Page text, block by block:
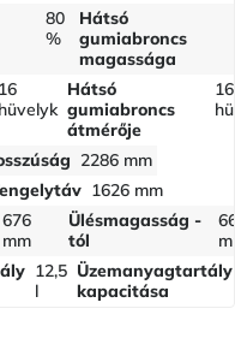
80
%
Hátsó
gumiabroncs
magassága
16
hüvelyk
Hátsó
gumiabroncs
átmérője
16
2286 mm
1626 mm
676
mm
Ülésmagasság -
tól
12,5
l
Üzemanyagtartály
kapacitása